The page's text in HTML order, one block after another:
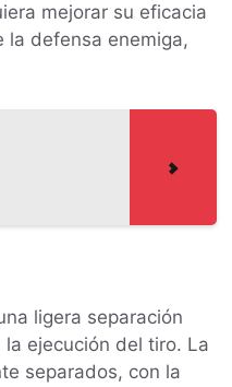
mejorar su eficacia
la defensa enemiga,
ligera separación
ejecución del tiro. La
separados, con la